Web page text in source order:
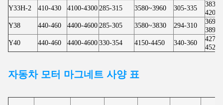
Y33H-2
410-430 4100-4300 285-315 3580~3960 305-335
3830-
4200
Y38
440-460 4400-4600 285-305 3580~3830 294-310
3690-
3890
Y40
440-460 4400-4600 330-354 4150-4450 340-360
4270-
4520
자동차 모터 마그네트 사양 표